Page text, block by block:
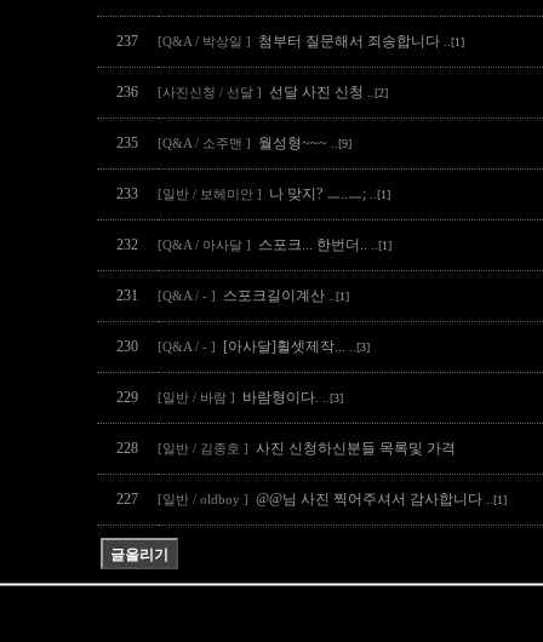
237 [Q&A / 박상일 ] 첨부터 질문해서 죄송합니다 ..[1]
236 [사진신청 / 선달 ] 선달 사진 신청 ..[2]
235 [Q&A / 소주맨 ] 월성형~~~ ..[9]
233 [일반 / 보헤미안 ] 나 맞지? ㅡ..ㅡ; ..[1]
232 [Q&A / 아사달 ] 스포크... 한번더.. ..[1]
231 [Q&A / - ] 스포크길이계산 ..[1]
230 [Q&A / - ] [아사달]휠셋제작... ..[3]
229 [일반 / 바람 ] 바람형이다. ..[3]
228 [일반 / 김종호 ] 사진 신청하신분들 목록및 가격
227 [일반 / oldboy ] @@님 사진 찍어주셔서 감사합니다 ..[1]